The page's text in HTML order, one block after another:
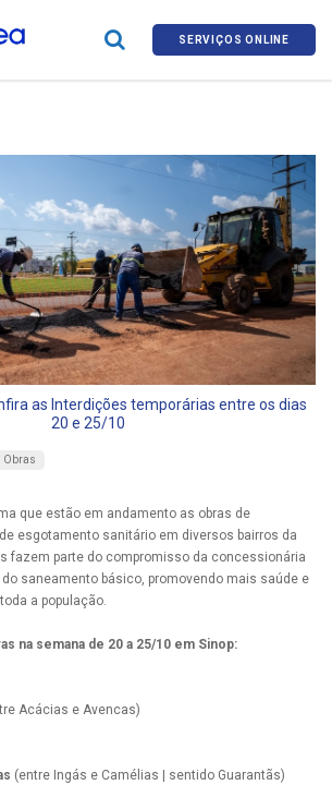
SERVIÇOS ONLINE
as Interdições temporárias entre os dias
20 e 25/10
Obras
que estão em andamento as obras de
esgotamento sanitário em diversos bairros da
fazem parte do compromisso da concessionária
saneamento básico, promovendo mais saúde e
a população.
na semana de 20 a 25/10 em Sinop:
Acácias e Avencas)
(entre Ingás e Camélias | sentido Guarantãs)